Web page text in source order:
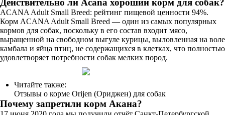
Действительно ли Acana хороший корм для собак?
ACANA Adult Small Breed: рейтинг пищевой ценности 94%.
Корм ACANA Adult Small Breed — один из самых популярных
кормов для собак, поскольку в его состав входит мясо,
выращенной на свободном выгуле курицы, выловленная на воле
камбала и яйца птиц, не содержащихся в клетках, что полностью
удовлетворяет потребности собак мелких пород.
Читайте также:
Отзывы о корме Orijen (Ориджен) для собак
Почему запретили корм Акана?